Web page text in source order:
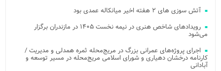
آتش‌ سوزی‌ های ۲ هفته اخیر میانکاله عمدی بود
رویدادهای شاخص هنری در نیمه نخست ۱۴۰۵ در مازندران برگزار
می‌شود
اجرای پروژه‌های عمرانی بزرگ در مریج‌محله ثمره همدلی و مدیریت /
کارنامه درخشان دهیاری و شورای اسلامی مریج‌محله در مسیر توسعه و
آبادانی